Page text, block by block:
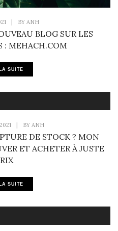
BY ANH
BLOG SUR LES
: MEHACH.COM
SUITE
| BY ANH
DE STOCK ? MON
ET ACHETER À JUSTE
SUITE